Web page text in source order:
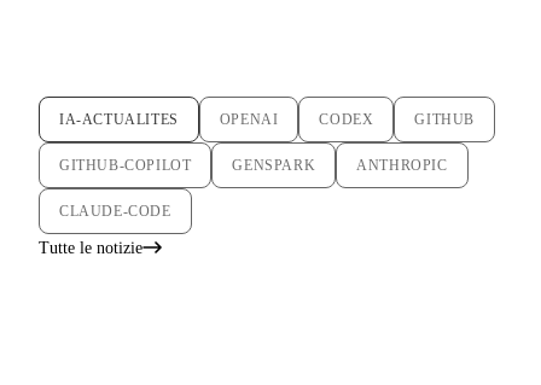
IA-ACTUALITES OPENAI CODEX GITHUB
GITHUB-COPILOT GENSPARK ANTHROPIC
CLAUDE-CODE
Tutte le notizie